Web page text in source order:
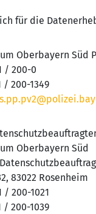
für die
Oberbayern Süd
/ 200-0
/ 200-1349
Oberbayern Süd
83022 Rosenheim
/ 200-1021
/ 200-1039